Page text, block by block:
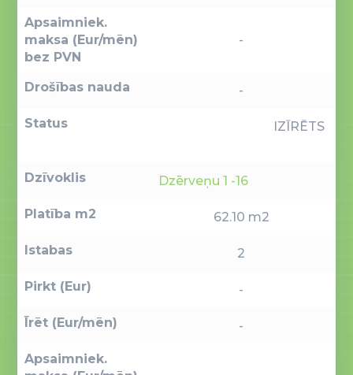
Apsaimniek.
maksa (Eur/mēn)
bez PVN
-
Drošības nauda -
Status IZĪRĒTS
Dzīvoklis Dzērveņu 1 -16
Platība m2 62.10 m2
Istabas 2
Pirkt (Eur) -
Īrēt (Eur/mēn) -
Apsaimniek.